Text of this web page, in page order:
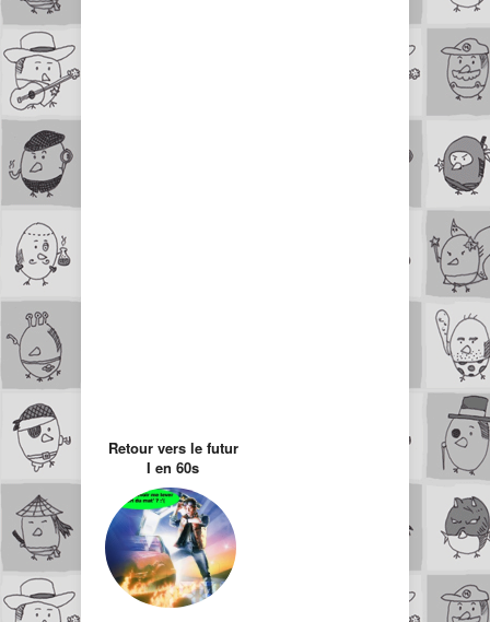
Retour vers le futur
I en 60s